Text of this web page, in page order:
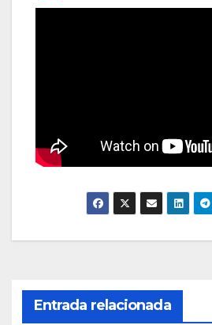
Entrada relacionada